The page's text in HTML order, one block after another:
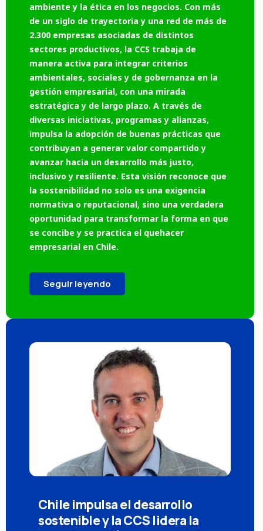
ambiente y la ética en los negocios. Con más
de un siglo de trayectoria y una red de más de
2.300 empresas asociadas de distintos
sectores productivos, la CCS trabaja de
manera activa para integrar criterios
ambientales, sociales y de gobernanza en la
gestión empresarial, con una mirada
estratégica y de largo plazo. A través de
diversas iniciativas, programas y alianzas,
impulsa la adopción de buenas prácticas que
contribuyan a generar valor compartido y
avanzar hacia un desarrollo más justo,
inclusivo y resiliente. Esta visión reconoce que
la sostenibilidad no solo es una exigencia
normativa o reputacional, sino una verdadera
oportunidad para transformar la forma en que
se concibe y se practica el quehacer
empresarial en Chile.
Seguir leyendo
Chile impulsa el desarrollo
sostenible y la CCS lidera la